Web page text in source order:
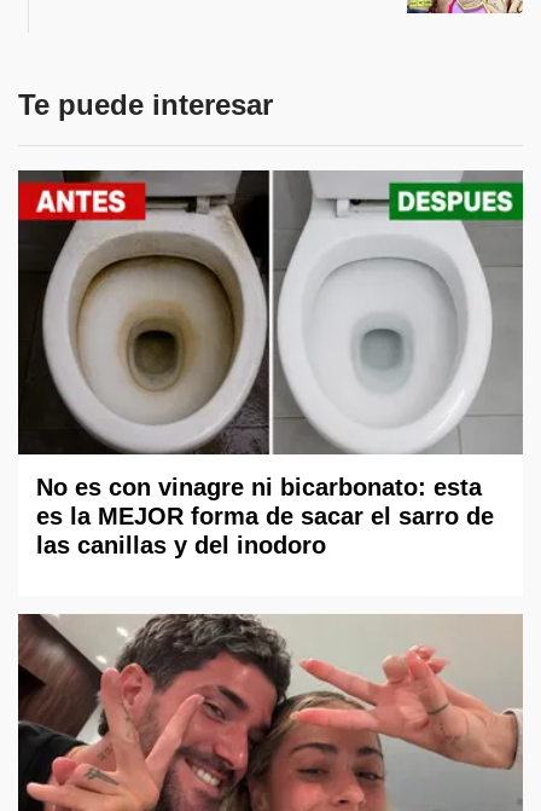
Te puede interesar
No es con vinagre ni bicarbonato: esta
es la MEJOR forma de sacar el sarro de
las canillas y del inodoro